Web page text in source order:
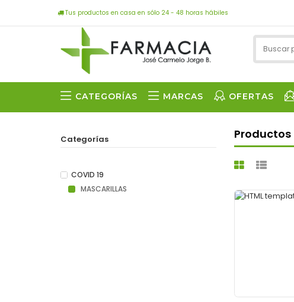
Tus productos en casa en sólo 24 - 48 horas hábiles
CATEGORÍAS MARCAS OFERTAS
Productos
Categorías
COVID 19
MASCARILLAS